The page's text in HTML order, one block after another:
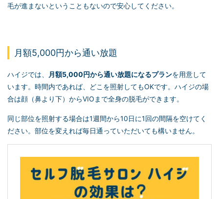
毛が進まないということもないので安心してください。
月額5,000円から通い放題
ハイジでは、 月額5,000円から通い放題になるプランを用意して
います。時間内であれば、どこを照射してもOKです。ハイジの場
合は顔（鼻より下）からVIOまで全身の脱毛ができます。
同じ部位を照射する場合は1週間から10日に1回の間隔を空けてく
ださい。部位を変えれば毎日通っていただいても構いません。